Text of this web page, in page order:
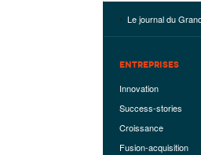
Le journal du
ENTREPRISES
Innovation
Success-stories
Croissance
Fusion-acquisition